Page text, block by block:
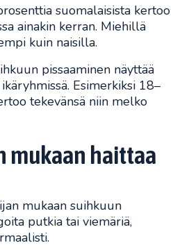
suomalaisista kertoo
ainakin kerran. Miehillä
kuin naisilla.
pissaaminen näyttää
Esimerkiksi 18–
tekevänsä niin melko
mukaan haittaa
mukaan suihkuun
putkia tai viemäriä,